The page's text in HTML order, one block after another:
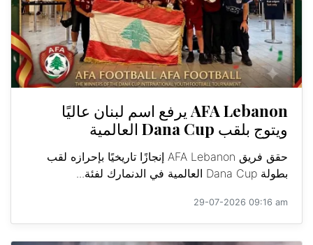
AFA Lebanon يرفع اسم لبنان عاليًا
ويتوج بلقب Dana Cup العالمية
حقق فريق AFA Lebanon إنجازًا تاريخيًا بإحرازه لقب
بطولة Dana Cup العالمية في الدنمارك لفئة...
29-07-2026 09:16 am